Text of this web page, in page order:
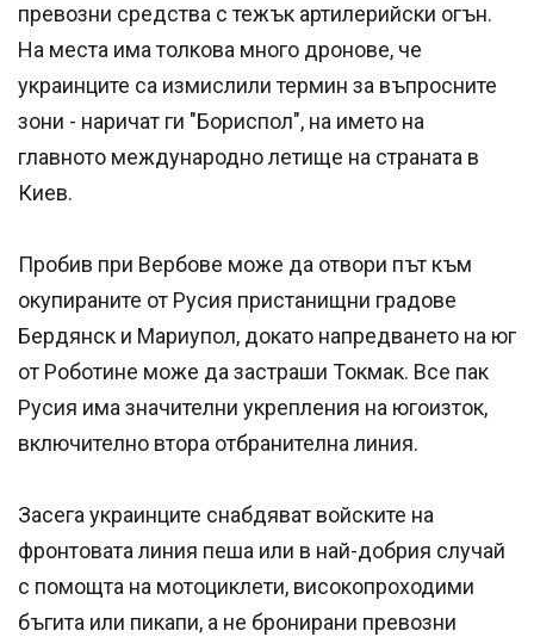
превозни средства с тежък артилерийски огън.
На места има толкова много дронове, че
украинците са измислили термин за въпросните
зони - наричат ги "Бориспол", на името на
главното международно летище на страната в
Киев.
Пробив при Вербове може да отвори път към
окупираните от Русия пристанищни градове
Бердянск и Мариупол, докато напредването на юг
от Роботине може да застраши Токмак. Все пак
Русия има значителни укрепления на югоизток,
включително втора отбранителна линия.
Засега украинците снабдяват войските на
фронтовата линия пеша или в най-добрия случай
с помощта на мотоциклети, високопроходими
бъгита или пикапи, а не бронирани превозни